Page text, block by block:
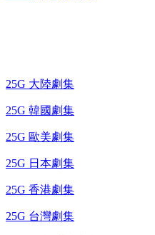
25G 大陸劇集
25G 韓國劇集
25G 歐美劇集
25G 日本劇集
25G 香港劇集
25G 台灣劇集